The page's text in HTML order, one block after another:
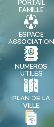
PORTAIL
FAMILLE
ESPACE
ASSOCIATION
NUMÉROS
UTILES
PLAN DE LA
VILLE